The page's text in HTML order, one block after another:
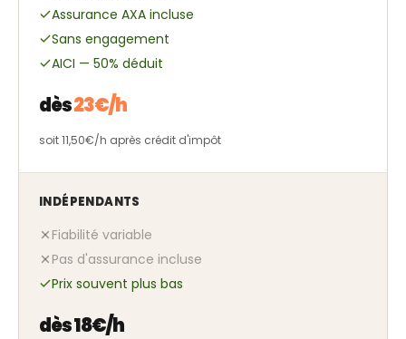
Assurance AXA incluse
Sans engagement
AICI — 50% déduit
dès23€/h
soit 11,50€/h après crédit d'impôt
INDÉPENDANTS
Fiabilité variable
Pas d'assurance incluse
Prix souvent plus bas
dès 18€/h